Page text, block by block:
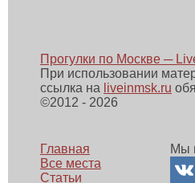
Прогулки по Москве ─
При использовании
ссылка на liveinmsk.ru
©2012 - 2026
Главная
Все места
Статьи
Мы